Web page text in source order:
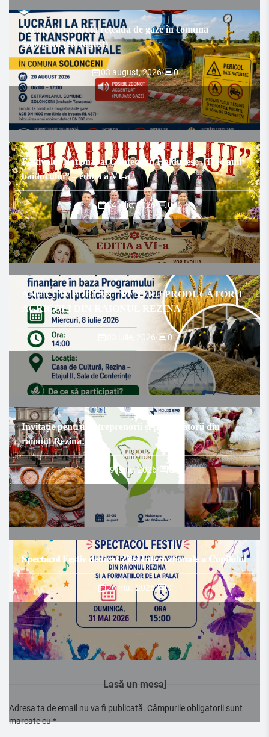
Atenție! Lucrări la rețeaua de gaze în comuna
Solonceni (20 august)
03 august, 2026/ 0
Festivalul Național al Cântecului Haiducesc „Trec anii
haiducului” – ediția a VI-a
24 iulie, 2026/ 0
ANUNȚ IMPORTANT PENTRU PRODUCĂTORII
AGRICOLI DIN RAIONUL REZINA
03 iulie, 2026/ 0
Invitație pentru antreprenorii și producătorii din
raionul Rezina!
29 iunie, 2026 0
𝐒𝐩𝐞𝐜𝐭𝐚𝐜𝐨𝐥 𝐅𝐞𝐬𝐭𝐢𝐯 𝐝𝐞𝐝𝐢𝐜𝐚𝐭 𝐙𝐢𝐥𝐞𝐢 𝐈𝐧𝐭𝐞𝐫𝐧𝐚ț𝐢𝐨𝐧𝐚𝐥𝐞 𝐚 𝐂𝐨𝐩𝐢𝐥𝐮𝐥𝐮𝐢
26 mai, 2026/ 0
Lasă un mesaj
Adresa ta de email nu va fi publicată. Câmpurile obligatorii sunt
marcate cu*